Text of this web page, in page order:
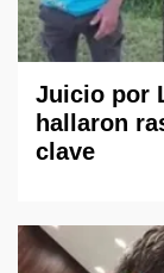
Juicio por
hallaron
clave